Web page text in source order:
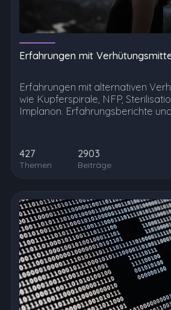
Erfahrungen mit
Erfahrungen mit alternativen
wie Kupferspirale, NFP,
Implanon. Erfahrungsberichte
427
Themen
2903
Beiträge